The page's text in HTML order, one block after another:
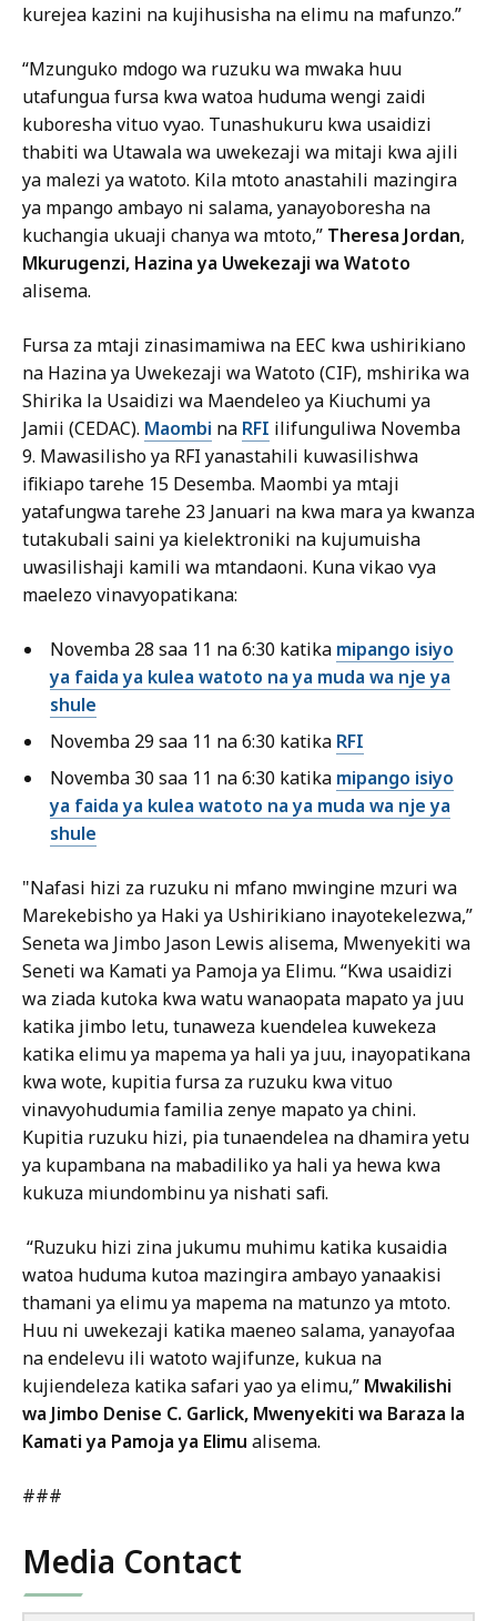
kurejea kazini na kujihusisha na elimu na mafunzo.”
“Mzunguko mdogo wa ruzuku wa mwaka huu
utafungua fursa kwa watoa huduma wengi zaidi
kuboresha vituo vyao. Tunashukuru kwa usaidizi
thabiti wa Utawala wa uwekezaji wa mitaji kwa ajili
ya malezi ya watoto. Kila mtoto anastahili mazingira
ya mpango ambayo ni salama, yanayoboresha na
kuchangia ukuaji chanya wa mtoto,” Theresa Jordan,
Mkurugenzi, Hazina ya Uwekezaji wa Watoto
alisema.
Fursa za mtaji zinasimamiwa na EEC kwa ushirikiano
na Hazina ya Uwekezaji wa Watoto (CIF), mshirika wa
Shirika la Usaidizi wa Maendeleo ya Kiuchumi ya
Jamii (CEDAC). Maombi na RFI ilifunguliwa Novemba
9. Mawasilisho ya RFI yanastahili kuwasilishwa
ifikiapo tarehe 15 Desemba. Maombi ya mtaji
yatafungwa tarehe 23 Januari na kwa mara ya kwanza
tutakubali saini ya kielektroniki na kujumuisha
uwasilishaji kamili wa mtandaoni. Kuna vikao vya
maelezo vinavyopatikana:
Novemba 28 saa 11 na 6:30 katika mipango isiyo
ya faida ya kulea watoto na ya muda wa nje ya
shule
Novemba 29 saa 11 na 6:30 katika RFI
Novemba 30 saa 11 na 6:30 katika mipango isiyo
ya faida ya kulea watoto na ya muda wa nje ya
shule
"Nafasi hizi za ruzuku ni mfano mwingine mzuri wa
Marekebisho ya Haki ya Ushirikiano inayotekelezwa,”
Seneta wa Jimbo Jason Lewis alisema, Mwenyekiti wa
Seneti wa Kamati ya Pamoja ya Elimu. “Kwa usaidizi
wa ziada kutoka kwa watu wanaopata mapato ya juu
katika jimbo letu, tunaweza kuendelea kuwekeza
katika elimu ya mapema ya hali ya juu, inayopatikana
kwa wote, kupitia fursa za ruzuku kwa vituo
vinavyohudumia familia zenye mapato ya chini.
Kupitia ruzuku hizi, pia tunaendelea na dhamira yetu
ya kupambana na mabadiliko ya hali ya hewa kwa
kukuza miundombinu ya nishati safi.
“Ruzuku hizi zina jukumu muhimu katika kusaidia
watoa huduma kutoa mazingira ambayo yanaakisi
thamani ya elimu ya mapema na matunzo ya mtoto.
Huu ni uwekezaji katika maeneo salama, yanayofaa
na endelevu ili watoto wajifunze, kukua na
kujiendeleza katika safari yao ya elimu,” Mwakilishi
wa Jimbo Denise C. Garlick, Mwenyekiti wa Baraza la
Kamati ya Pamoja ya Elimu alisema.
###
Media Contact